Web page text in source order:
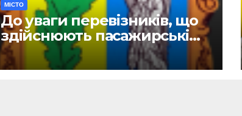
МІСТО
До уваги перевізників, що
здійснюють пасажирські
перевезення